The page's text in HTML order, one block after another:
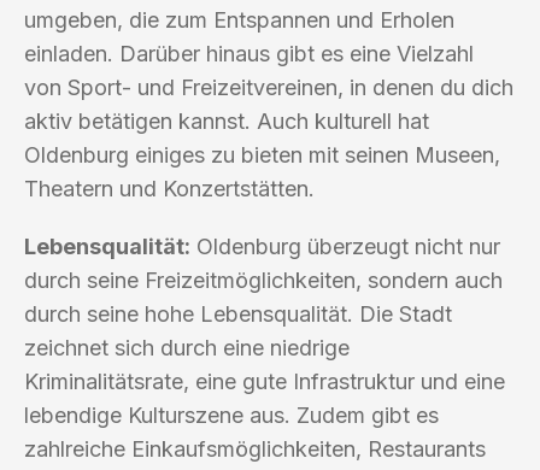
umgeben, die zum Entspannen und Erholen
einladen. Darüber hinaus gibt es eine Vielzahl
von Sport- und Freizeitvereinen, in denen du dich
aktiv betätigen kannst. Auch kulturell hat
Oldenburg einiges zu bieten mit seinen Museen,
Theatern und Konzertstätten.
Lebensqualität: Oldenburg überzeugt nicht nur
durch seine Freizeitmöglichkeiten, sondern auch
durch seine hohe Lebensqualität. Die Stadt
zeichnet sich durch eine niedrige
Kriminalitätsrate, eine gute Infrastruktur und eine
lebendige Kulturszene aus. Zudem gibt es
zahlreiche Einkaufsmöglichkeiten, Restaurants